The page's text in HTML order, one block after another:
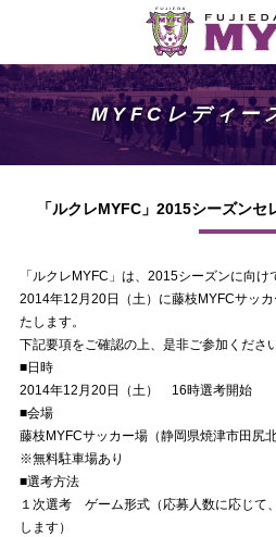
MYFCレディー
「ルクレMYFC」2015シーズン
「ルクレMYFC」は、2015シーズンに向
2014年12月20日（土）に藤枝MYFCサッ
たします。
下記要項をご確認の上、是非ご参加ください
■日時
2014年12月20日（土） 16時選考開始
■会場
藤枝MYFCサッカー場（静岡県焼津市田尻
※無料駐車場あり
■選考方法
１次選考 ゲーム形式（応募人数に応じて
します）